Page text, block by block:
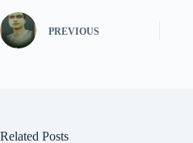
PREVIOUS
Related Posts